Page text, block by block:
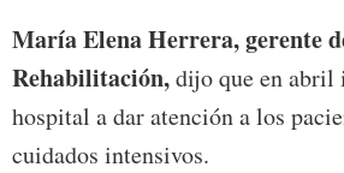
María Elena Herrera, gerente
Rehabilitación,dijo que en abril
hospital a dar atención a los
cuidados intensivos.